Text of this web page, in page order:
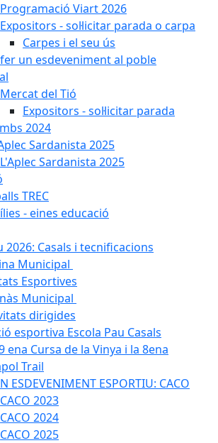
Programació Viart 2026
Expositors - sol·licitar parada o carpa
Carpes i el seu ús
un esdeveniment al poble
Mercat del Tió
Expositors - sol·licitar parada
2024
Sardanista 2025
L'Aplec Sardanista 2025
TREC
- eines educació
2026: Casals i tecnificacions
Municipal
Esportives
Municipal
dirigides
esportiva Escola Pau Casals
ena Cursa de la Vinya i la 8ena
Trail
ESDEVENIMENT ESPORTIU: CACO
CACO 2023
CACO 2024
CACO 2025